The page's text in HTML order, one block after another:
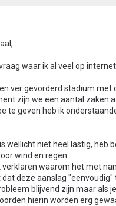
waar ik al veel op
ver gevorderd stadium
zijn we een aantal zaken
te geven heb ik
wellicht niet heel lastig,
wind en regen.
verklaren waarom het met
dat deze aanslag
blijvend zijn maar als
hierin worden erg